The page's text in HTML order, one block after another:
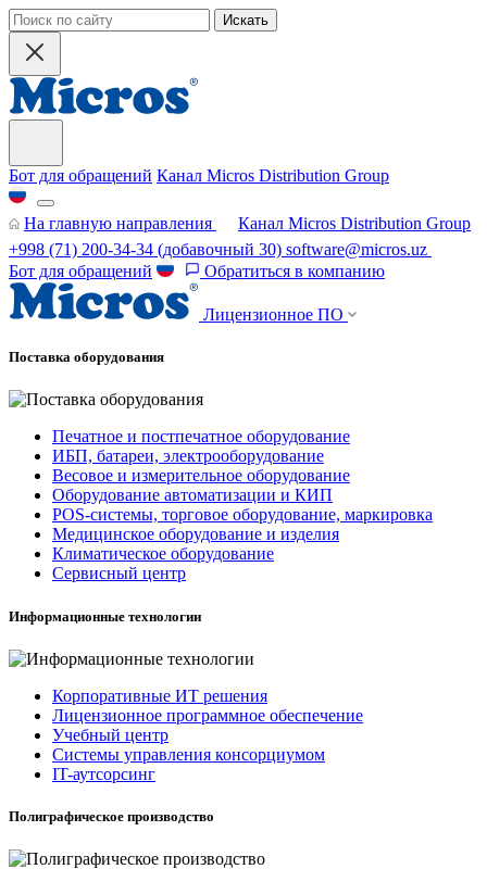
Искать
Бот для обращений Канал Micros Distribution Group
На главную направления
Канал Micros Distribution Group
+998 (71) 200-34-34 (добавочный 30) software@micros.uz
Бот для обращений
Обратиться в компанию
Лицензионное ПО
Поставка оборудования
Печатное и постпечатное оборудование
ИБП, батареи, электрооборудование
Весовое и измерительное оборудование
Оборудование автоматизации и КИП
POS-системы, торговое оборудование, маркировка
Медицинское оборудование и изделия
Климатическое оборудование
Сервисный центр
Информационные технологии
Корпоративные ИТ решения
Лицензионное программное обеспечение
Учебный центр
Системы управления консорциумом
IT-аутсорсинг
Полиграфическое производство